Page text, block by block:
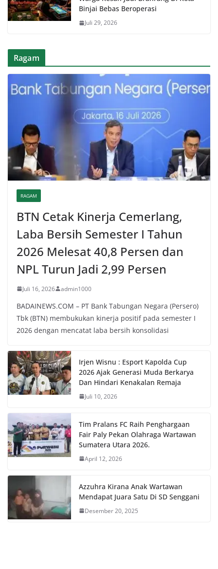
Binjai Bebas Beroperasi
Juli 29, 2026
Ragam
RAGAM
BTN Cetak Kinerja Cemerlang,
Laba Bersih Semester I Tahun
2026 Melesat 40,8 Persen dan
NPL Turun Jadi 2,99 Persen
Juli 16, 2026 admin1000
BADAINEWS.COM – PT Bank Tabungan Negara (Persero)
Tbk (BTN) membukukan kinerja positif pada semester I
2026 dengan mencatat laba bersih konsolidasi
Irjen Wisnu : Esport Kapolda Cup
2026 Ajak Generasi Muda Berkarya
Dan Hindari Kenakalan Remaja
Juli 10, 2026
Tim Pralans FC Raih Penghargaan
Fair Paly Pekan Olahraga Wartawan
Sumatera Utara 2026.
April 12, 2026
Azzuhra Kirana Anak Wartawan
Mendapat Juara Satu Di SD Senggani
Desember 20, 2025